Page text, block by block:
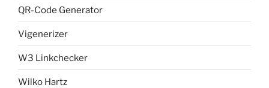
QR-Code Generator
Vigenerizer
W3 Linkchecker
Wilko Hartz